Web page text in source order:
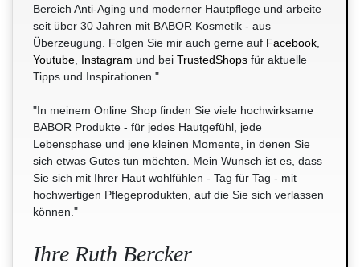
Bereich Anti-Aging und moderner Hautpflege und arbeite
seit über 30 Jahren mit BABOR Kosmetik - aus
Überzeugung. Folgen Sie mir auch gerne auf Facebook
Youtube Instagram und bei TrustedShops für aktuelle
Tipps und Inspirationen."
"In meinem Online Shop finden Sie viele hochwirksame
BABOR Produkte - für jedes Hautgefühl, jede
Lebensphase und jene kleinen Momente, in denen Sie
sich etwas Gutes tun möchten. Mein Wunsch ist es, dass
Sie sich mit Ihrer Haut wohlfühlen - Tag für Tag - mit
hochwertigen Pflegeprodukten, auf die Sie sich verlassen
können."
Ihre Ruth Bercker